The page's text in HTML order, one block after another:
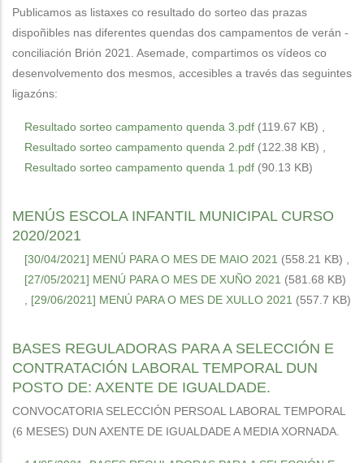
Publicamos as listaxes co resultado do sorteo das prazas
dispoñibles nas diferentes quendas dos campamentos de verán -
conciliación Brión 2021. Asemade, compartimos os vídeos co
desenvolvemento dos mesmos, accesibles a través das seguintes
ligazóns:
Resultado sorteo campamento quenda 3.pdf (119.67 KB)
Resultado sorteo campamento quenda 2.pdf (122.38 KB)
Resultado sorteo campamento quenda 1.pdf (90.13 KB)
MENÚS ESCOLA INFANTIL MUNICIPAL CURSO
2020/2021
[30/04/2021] MENÚ PARA O MES DE MAIO 2021 (558.21 KB)
[27/05/2021] MENÚ PARA O MES DE XUÑO 2021 (581.68 KB)
[29/06/2021] MENÚ PARA O MES DE XULLO 2021 (557.7 KB)
BASES REGULADORAS PARA A SELECCIÓN E
CONTRATACIÓN LABORAL TEMPORAL DUN
POSTO DE: AXENTE DE IGUALDADE.
CONVOCATORIA SELECCIÓN PERSOAL LABORAL TEMPORAL
(6 MESES) DUN AXENTE DE IGUALDADE A MEDIA XORNADA.